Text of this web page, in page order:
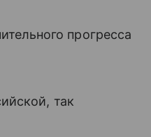
прогресса
так